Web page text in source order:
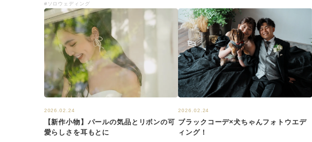
#ソロウェディング
2026.02.24
【新作小物】パールの気品とリボンの可
愛らしさを耳もとに
2026.02.24
ブラックコーデ×犬ちゃんフォトウエデ
ィング！